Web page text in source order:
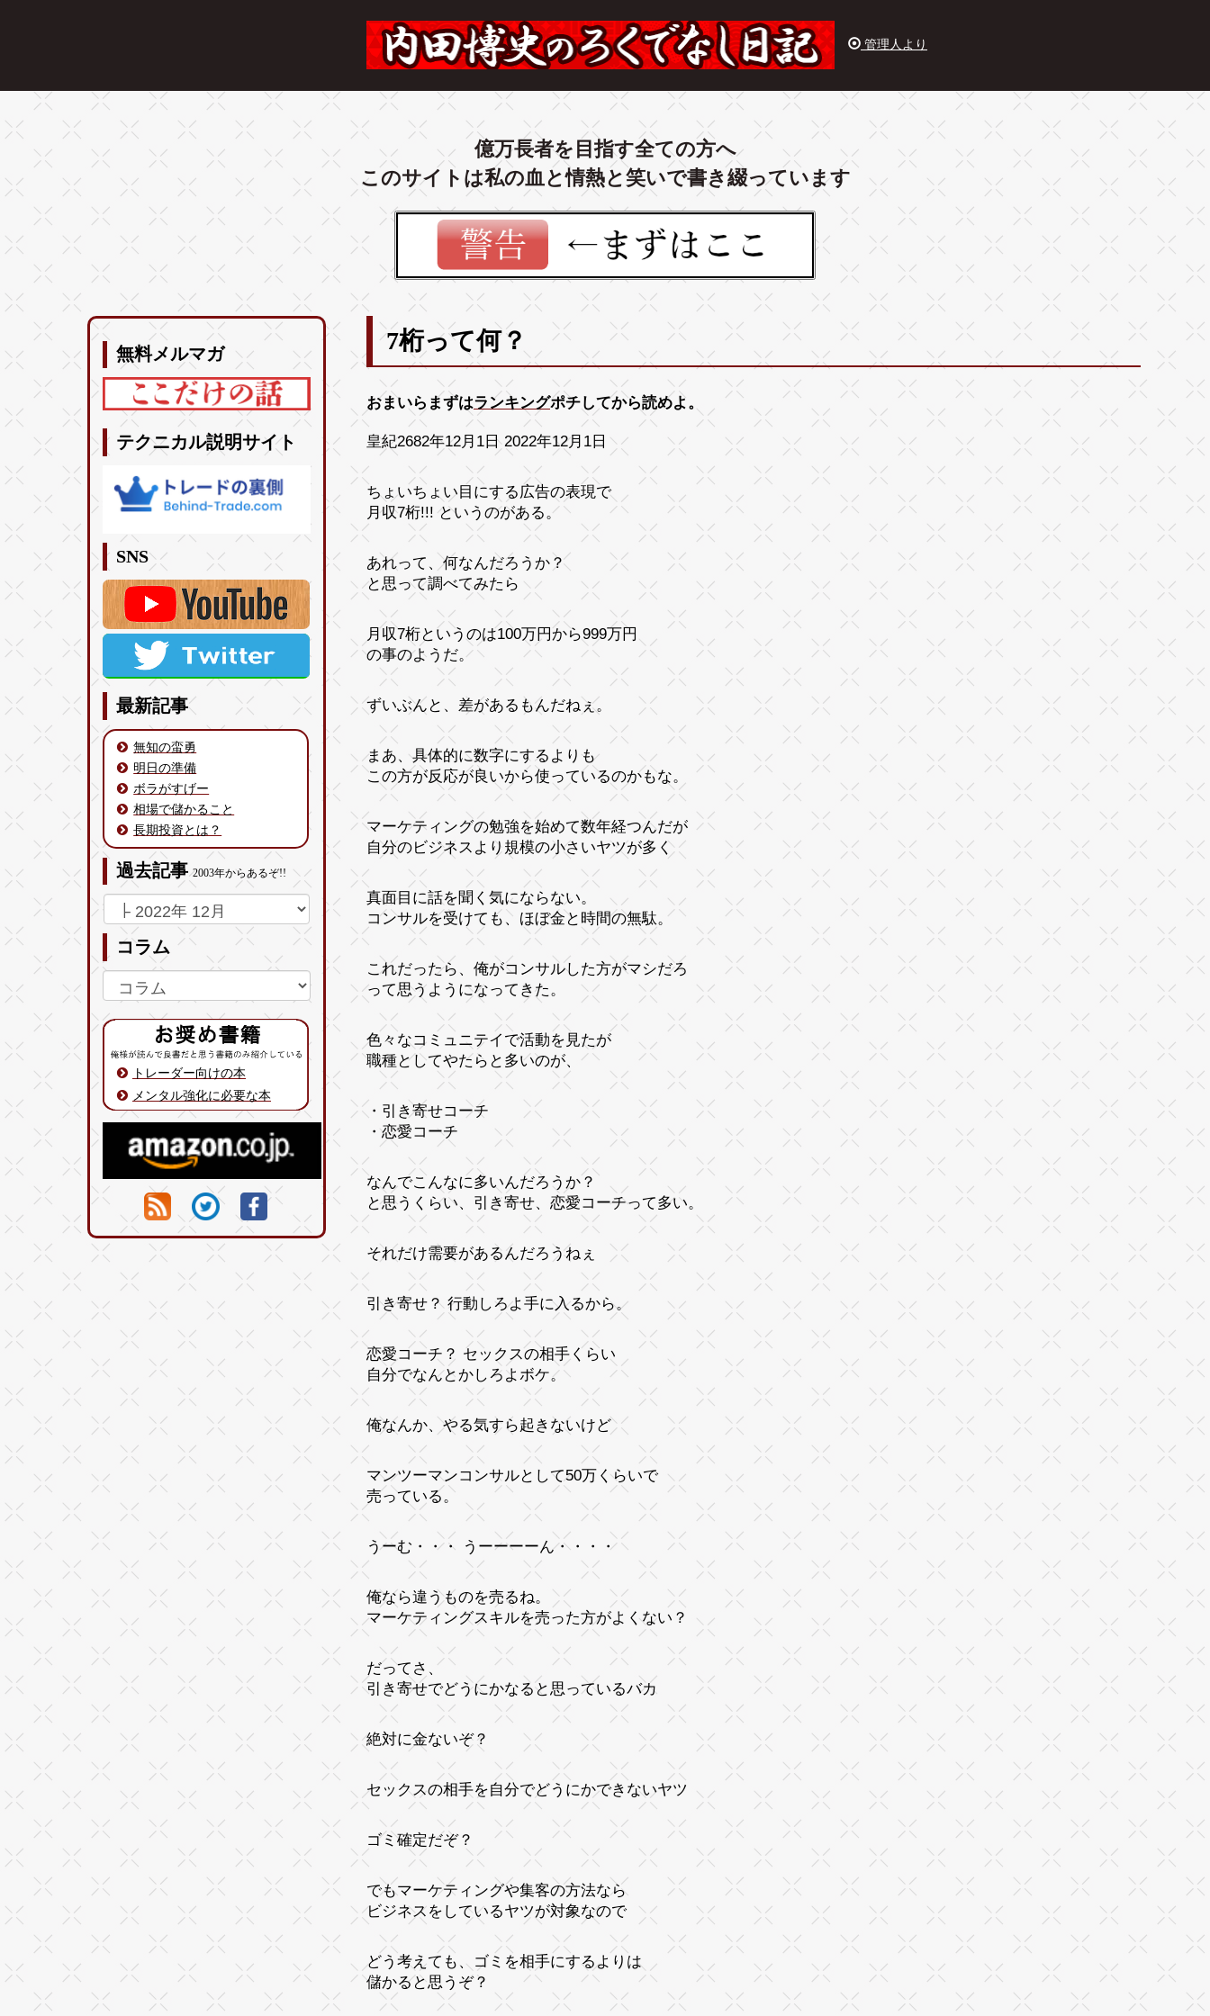
管理人より
億万長者を目指す全ての方へ
このサイトは私の血と情熱と笑いで書き綴っています
無料メルマガ
テクニカル説明サイト
SNS
最新記事
無知の蛮勇
明日の準備
ボラがすげー
相場で儲かること
長期投資とは？
過去記事2003年からあるぞ!!
コラム
トレーダー向けの本
メンタル強化に必要な本
7桁って何？
おまいらまずはランキングポチしてから読めよ。
皇紀2682年12月1日 2022年12月1日
ちょいちょい目にする広告の表現で
月収7桁!!! というのがある。
あれって、何なんだろうか？
と思って調べてみたら
月収7桁というのは100万円から999万円
の事のようだ。
ずいぶんと、差があるもんだねぇ。
まあ、具体的に数字にするよりも
この方が反応が良いから使っているのかもな。
マーケティングの勉強を始めて数年経つんだが
自分のビジネスより規模の小さいヤツが多く
真面目に話を聞く気にならない。
コンサルを受けても、ほぼ金と時間の無駄。
これだったら、俺がコンサルした方がマシだろ
って思うようになってきた。
色々なコミュニテイで活動を見たが
職種としてやたらと多いのが、
・引き寄せコーチ
・恋愛コーチ
なんでこんなに多いんだろうか？
と思うくらい、引き寄せ、恋愛コーチって多い。
それだけ需要があるんだろうねぇ
引き寄せ？ 行動しろよ手に入るから。
恋愛コーチ？ セックスの相手くらい
自分でなんとかしろよボケ。
俺なんか、やる気すら起きないけど
マンツーマンコンサルとして50万くらいで
売っている。
うーむ・・・ うーーーーん・・・・
俺なら違うものを売るね。
マーケティングスキルを売った方がよくない？
だってさ、
引き寄せでどうにかなると思っているバカ
絶対に金ないぞ？
セックスの相手を自分でどうにかできないヤツ
ゴミ確定だぞ？
でもマーケティングや集客の方法なら
ビジネスをしているヤツが対象なので
どう考えても、ゴミを相手にするよりは
儲かると思うぞ？